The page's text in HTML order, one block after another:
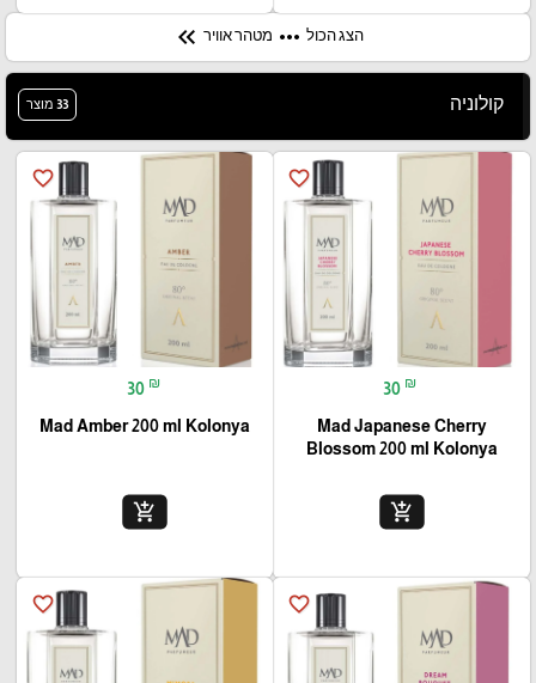
הצג הכול more_horiz מטהר אוויר keyboard_double_arrow_left
קולוניה 33 מוצר
favorite_border
30 ₪
Mad Japanese Cherry
Blossom 200 ml Kolonya
add_shopping_cart
favorite_border
30 ₪
Mad Amber 200 ml Kolonya
add_shopping_cart
favorite_border
favorite_border